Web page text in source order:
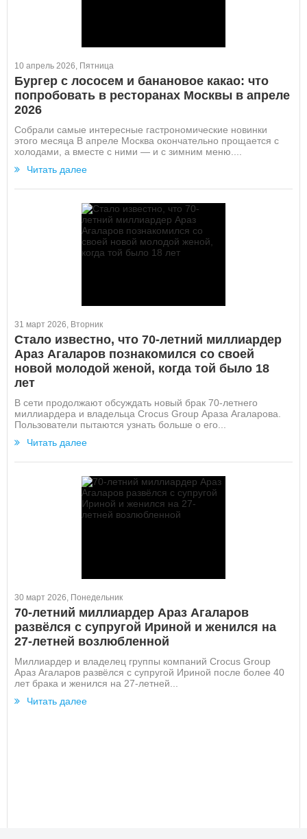
10 апрель 2026, Пятница
Бургер с лососем и банановое какао: что
попробовать в ресторанах Москвы в апреле
2026
Собрали самые интересные гастрономические новинки
этого месяца В апреле Москва окончательно прощается с
холодами, а вместе с ними — и с зимним меню....
Читать далее
31 март 2026, Вторник
Стало известно, что 70-летний миллиардер
Араз Агаларов познакомился со своей
новой молодой женой, когда той было 18
лет
В сети продолжают обсуждать новый брак 70-летнего
миллиардера и владельца Crocus Group Араза Агаларова.
Пользователи пытаются узнать больше о его...
Читать далее
30 март 2026, Понедельник
70-летний миллиардер Араз Агаларов
развёлся с супругой Ириной и женился на
27-летней возлюбленной
Миллиардер и владелец группы компаний Crocus Group
Араз Агаларов развёлся с супругой Ириной после более 40
лет брака и женился на 27-летней...
Читать далее